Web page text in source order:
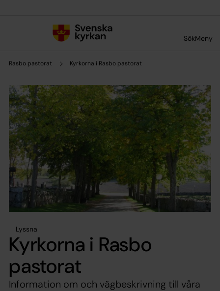
SökMeny
Rasbo pastorat Kyrkorna i Rasbo pastorat
Lyssna
Kyrkorna i Rasbo
pastorat
Information om och vägbeskrivning till våra